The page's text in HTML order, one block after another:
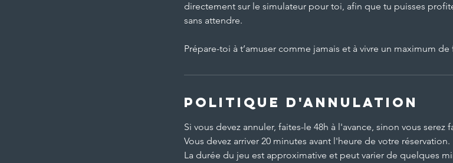
directement sur le simulateur pour toi, afin que tu puisses
sans attendre.
Prépare-toi à t’amuser comme jamais et à vivre un maximum de
Politique d'annulation
Si vous devez annuler, faites-le 48h à l'avance, sinon vous serez
Vous devez arriver 20 minutes avant l'heure de votre réservation.
La durée du jeu est approximative et peut varier de quelques